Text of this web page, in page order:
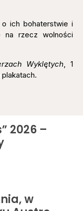
ich bohaterstwie i
na rzecz wolności
Wyklętych , 1
2026 –
w